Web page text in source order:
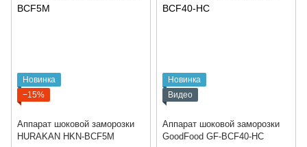
Новинка
−15%
Аппарат шоковой заморозки
HURAKAN HKN-BCF5M
Новинка
Видео
Аппарат шоковой заморозки
GoodFood GF-BCF40-HC